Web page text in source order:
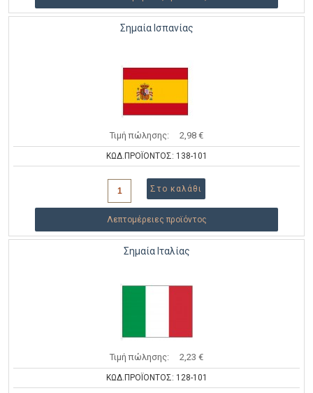
Σημαία Ισπανίας
Τιμή πώλησης: 2,98 €
ΚΩΔ.ΠΡΟΪΟΝΤΟΣ: 138-101
Λεπτομέρειες προϊόντος
Σημαία Ιταλίας
Τιμή πώλησης: 2,23 €
ΚΩΔ.ΠΡΟΪΟΝΤΟΣ: 128-101